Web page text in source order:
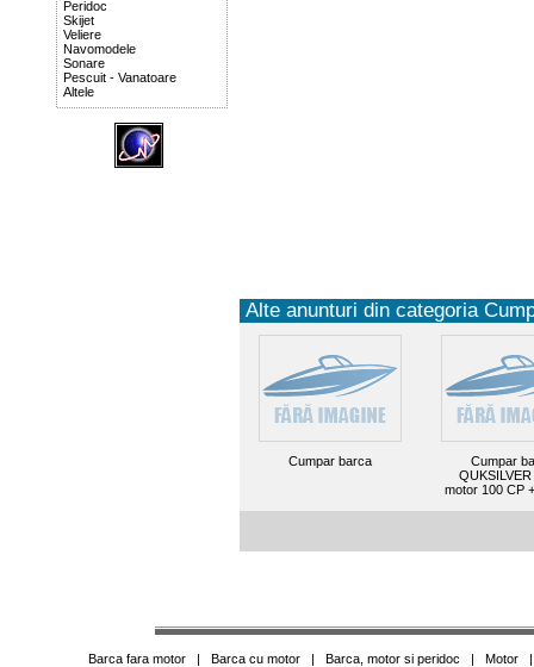
Peridoc
Skijet
Veliere
Navomodele
Sonare
Pescuit - Vanatoare
Altele
Alte anunturi din categoria
Cumpar barca
Cumpar
QUKSILVER
motor 100 CP
Barca fara motor| Barca cu motor| Barca, motor si peridoc | Motor